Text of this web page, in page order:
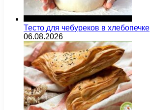
Тесто для чебуреков в хлебопечке
06.08.2026